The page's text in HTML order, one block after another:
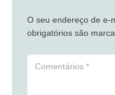
O seu endereço de e-
obrigatórios são